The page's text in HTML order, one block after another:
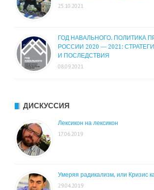
25.10.2021
ГОД НАВАЛЬНОГО. ПОЛИТИКА
РОССИИ 2020 — 2021:
И ПОСЛЕДСТВИЯ
08.09.2021
ДИСКУССИЯ
Лексикон на лексикон
17.06.2019
Умеряя радикализм, или Кризис
29.04.2019